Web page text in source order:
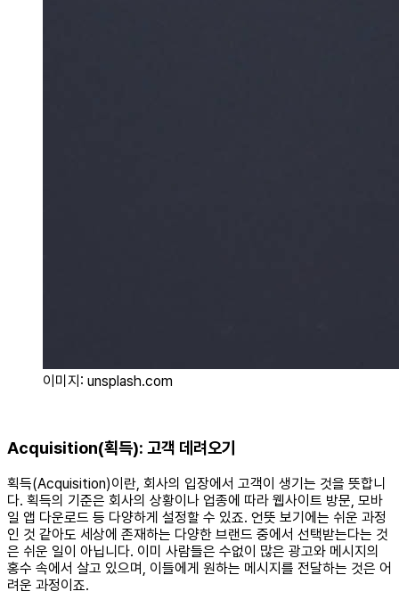
이미지: unsplash.com
Acquisition(획득): 고객 데려오기
획득(Acquisition)이란, 회사의 입장에서 고객이 생기는 것을 뜻합니
다. 획득의 기준은 회사의 상황이나 업종에 따라 웹사이트 방문, 모바
일 앱 다운로드 등 다양하게 설정할 수 있죠. 언뜻 보기에는 쉬운 과정
인 것 같아도 세상에 존재하는 다양한 브랜드 중에서 선택받는다는 것
은 쉬운 일이 아닙니다. 이미 사람들은 수없이 많은 광고와 메시지의
홍수 속에서 살고 있으며, 이들에게 원하는 메시지를 전달하는 것은 어
려운 과정이죠.